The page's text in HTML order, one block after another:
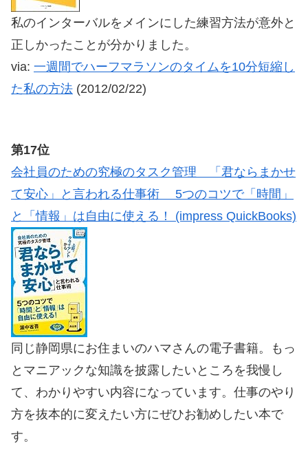
私のインターバルをメインにした練習方法が意外と
正しかったことが分かりました。
via: 一週間でハーフマラソンのタイムを10分短縮し
た私の方法 (2012/02/22)
第17位
会社員のための究極のタスク管理 「君ならまかせ
て安心」と言われる仕事術 5つのコツで「時間」
と「情報」は自由に使える！ (impress QuickBooks)
同じ静岡県にお住まいのハマさんの電子書籍。もっ
とマニアックな知識を披露したいところを我慢し
て、わかりやすい内容になっています。仕事のやり
方を抜本的に変えたい方にぜひお勧めしたい本で
す。